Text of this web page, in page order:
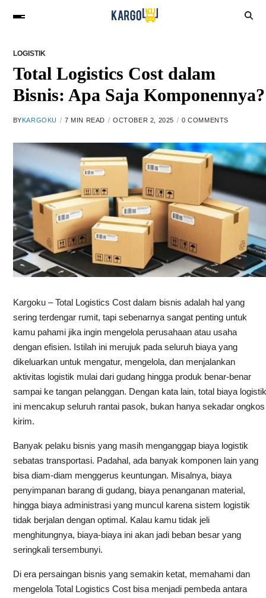
LOGISTIK
Total Logistics Cost dalam
Bisnis: Apa Saja Komponennya?
BYKARGOKU 7 MIN READ OCTOBER 2, 2025 0 COMMENTS
Kargoku – Total Logistics Cost dalam bisnis adalah hal yang
sering terdengar rumit, tapi sebenarnya sangat penting untuk
kamu pahami jika ingin mengelola perusahaan atau usaha
dengan efisien. Istilah ini merujuk pada seluruh biaya yang
dikeluarkan untuk mengatur, mengelola, dan menjalankan
aktivitas logistik mulai dari gudang hingga produk benar-benar
sampai ke tangan pelanggan. Dengan kata lain, total biaya logistik
ini mencakup seluruh rantai pasok, bukan hanya sekadar ongkos
kirim.
Banyak pelaku bisnis yang masih menganggap biaya logistik
sebatas transportasi. Padahal, ada banyak komponen lain yang
bisa diam-diam menggerus keuntungan. Misalnya, biaya
penyimpanan barang di gudang, biaya penanganan material,
hingga biaya administrasi yang muncul karena sistem logistik
tidak berjalan dengan optimal. Kalau kamu tidak jeli
menghitungnya, biaya-biaya ini akan jadi beban besar yang
seringkali tersembunyi.
Di era persaingan bisnis yang semakin ketat, memahami dan
mengelola Total Logistics Cost bisa menjadi pembeda antara